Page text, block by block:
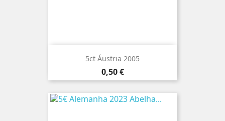
5ct Áustria 2005
Preço
0,50 €